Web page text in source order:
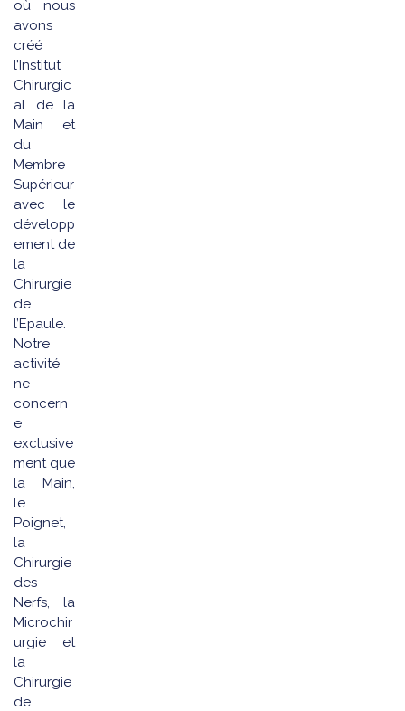
où nous
avons
créé
l’Institut
Chirurgic
al de la
Main et
du
Membre
Supérieur
avec le
développ
ement de
la
Chirurgie
de
l’Epaule.
Notre
activité
ne
concern
e
exclusive
ment que
la Main,
le
Poignet,
la
Chirurgie
des
Nerfs, la
Microchir
urgie et
la
Chirurgie
de